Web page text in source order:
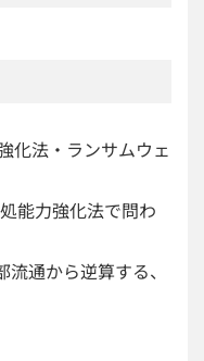
化法・ランサムウェ
能力強化法で問わ
通から逆算する、